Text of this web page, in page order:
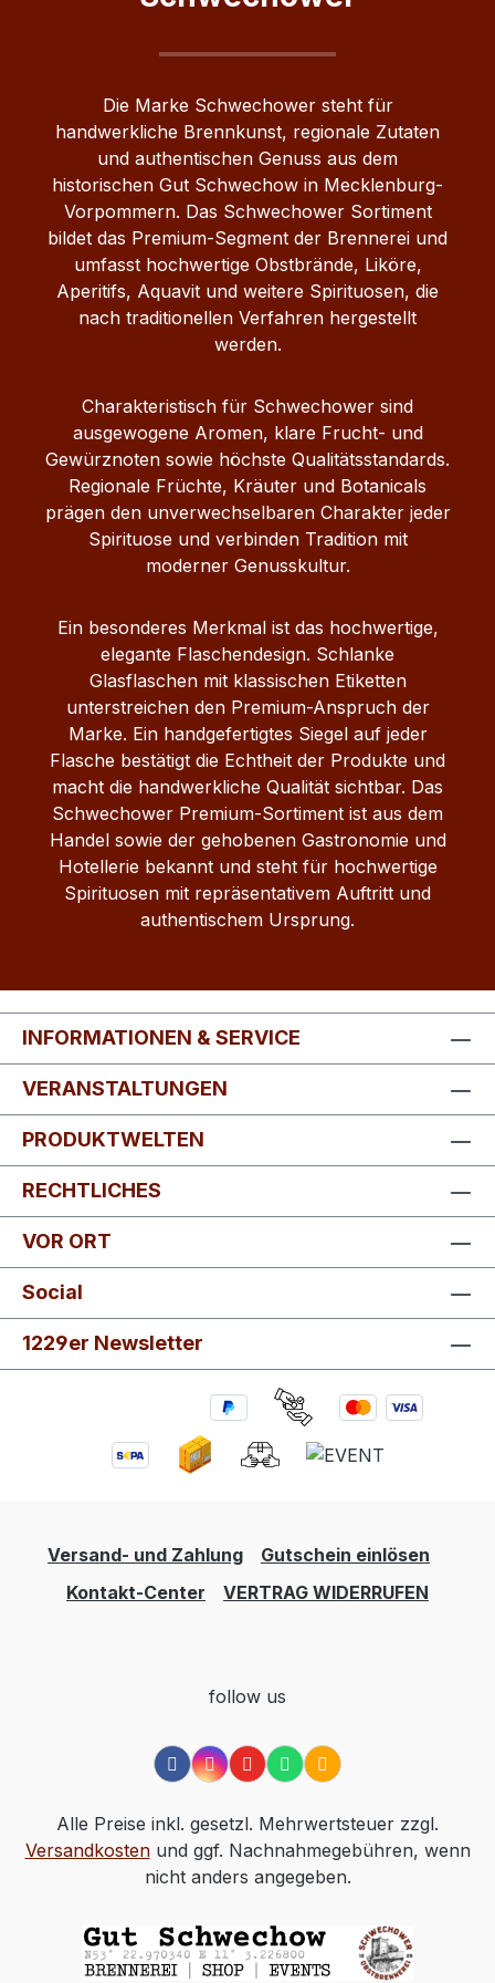
Geschmack: Birne & Apfel / fruchtig
Obstbrennerei GmbH Herkunft:
Mecklenburg‑Vorpommern, Deutschland
Ob pur, als Digestif oder für gemütliche
Genussmomente – der Schwechower
OBSTLER vereint die Fruchtigkeit von
Birne und Apfel zu einem ausgewogenen
und eleganten Schnaps.
Die Marke Schwechower steht für
handwerkliche Brennkunst, regionale Zutaten
und authentischen Genuss aus dem
historischen Gut Schwechow in Mecklenburg-
Vorpommern. Das Schwechower Sortiment
bildet das Premium-Segment der Brennerei und
umfasst hochwertige Obstbrände, Liköre,
Aperitifs, Aquavit und weitere Spirituosen, die
nach traditionellen Verfahren hergestellt
werden.
Charakteristisch für Schwechower sind
ausgewogene Aromen, klare Frucht- und
Gewürznoten sowie höchste Qualitätsstandards.
Regionale Früchte, Kräuter und Botanicals
prägen den unverwechselbaren Charakter jeder
Spirituose und verbinden Tradition mit
moderner Genusskultur.
Ein besonderes Merkmal ist das hochwertige,
elegante Flaschendesign. Schlanke
Glasflaschen mit klassischen Etiketten
unterstreichen den Premium-Anspruch der
Marke. Ein handgefertigtes Siegel auf jeder
Flasche bestätigt die Echtheit der Produkte und
macht die handwerkliche Qualität sichtbar. Das
Schwechower Premium-Sortiment ist aus dem
Handel sowie der gehobenen Gastronomie und
Hotellerie bekannt und steht für hochwertige
Spirituosen mit repräsentativem Auftritt und
authentischem Ursprung.
INFORMATIONEN & SERVICE
VERANSTALTUNGEN
PRODUKTWELTEN
RECHTLICHES
VOR ORT
Social
1229er Newsletter
Versand- und Zahlung
Gutschein einlösen
Kontakt-Center
VERTRAG WIDERRUFEN
follow us
Alle Preise inkl. gesetzl. Mehrwertsteuer zzgl.
Versandkostenund ggf. Nachnahmegebühren, wenn
nicht anders angegeben.